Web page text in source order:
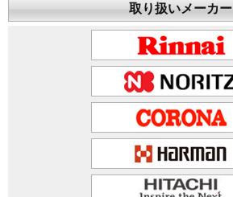
取り扱いメーカー